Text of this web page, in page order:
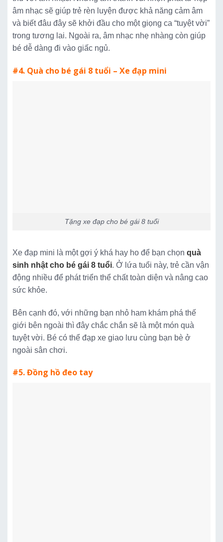
âm nhạc sẽ giúp trẻ rèn luyện được khả năng cảm âm
và biết đâu đây sẽ khởi đầu cho một giọng ca “tuyệt vời”
trong tương lai. Ngoài ra, âm nhạc nhẹ nhàng còn giúp
bé dễ dàng đi vào giấc ngủ.
#4. Quà cho bé gái 8 tuổi – Xe đạp mini
Tặng xe đạp cho bé gái 8 tuổi
Xe đạp mini là một gợi ý khá hay ho để bạn chọn quà
sinh nhật cho bé gái 8 tuổi. Ở lứa tuổi này, trẻ cần vận
động nhiều để phát triển thể chất toàn diện và nâng cao
sức khỏe.
Bên cạnh đó, với những bạn nhỏ ham khám phá thế
giới bên ngoài thì đây chắc chắn sẽ là một món quà
tuyệt vời. Bé có thể đạp xe giao lưu cùng bạn bè ở
ngoài sân chơi.
#5. Đồng hồ đeo tay